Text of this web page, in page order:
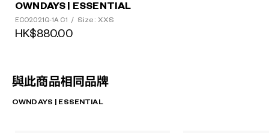
OWNDAYS | ESSENTIAL
ECO2021Q-1A C1 / Size: XXS
HK$880.00
與此商品相同品牌
OWNDAYS | ESSENTIAL